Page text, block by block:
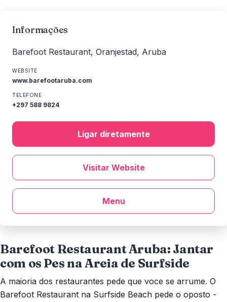
Barefoot Restaurant Aruba: Jantar
com os Pes na Areia de Surfside
A maioria dos restaurantes pede que voce se arrume. O
Barefoot Restaurant na Surfside Beach pede o oposto -
Informações
Barefoot Restaurant, Oranjestad, Aruba
WEBSITE
www.barefootaruba.com
TELEFONE
+297 588 9824
Ligar diretamente
Visitar Website
Menu